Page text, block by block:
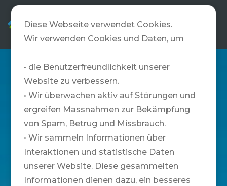
DE
Diese Webseite verwendet Cookies.
Wir verwenden Cookies und Daten, um
• die Benutzerfreundlichkeit unserer
Website zu verbessern.
• Wir überwachen aktiv auf Störungen und
ergreifen Massnahmen zur Bekämpfung
von Spam, Betrug und Missbrauch.
• Wir sammeln Informationen über
Interaktionen und statistische Daten
unserer Website. Diese gesammelten
Informationen dienen dazu, ein besseres